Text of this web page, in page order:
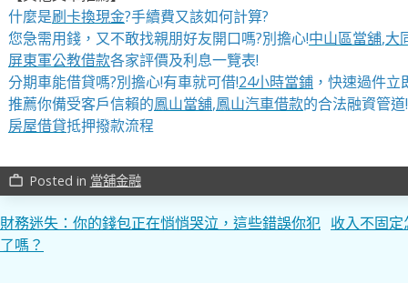
什麼是刷卡換現金?手續費又該如何計算?
您急需用錢，又不敢找親朋好友開口嗎?別擔心!中山區當舖,大
屏東軍公教借款各家評價及利息一覽表!
分期車能借貸嗎?別擔心!有車就可借!24小時當鋪，快速過件立
推薦你備受客戶信賴的鳳山當舖,鳳山汽車借款的合法融資管道!
房屋借貸抵押撥款流程
work_outline Posted in 當舖金融
文
章
財務迷失：你的錢包正在悄悄哭泣，這些錯誤你犯
了嗎？
收入不固